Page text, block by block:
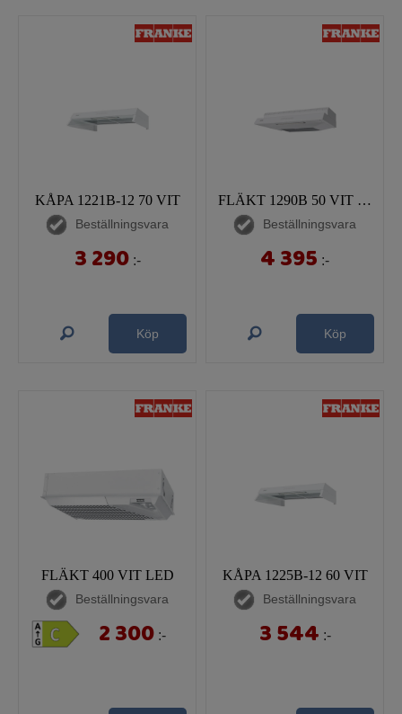
KÅPA 1221B-12 70 VIT
Beställningsvara
3 290 :-
Köp
FLÄKT 1290B 50 VIT KOLFILTER
Beställningsvara
4 395 :-
Köp
FLÄKT 400 VIT LED
Beställningsvara
2 300 :-
KÅPA 1225B-12 60 VIT
Beställningsvara
3 544 :-